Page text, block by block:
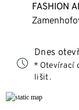
FASHION
Dnes
* Otevírací
lišit.